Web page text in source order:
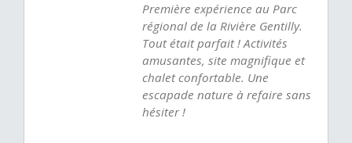
Première expérience au Parc
régional de la Rivière Gentilly.
Tout était parfait ! Activités
amusantes, site magnifique et
chalet confortable. Une
escapade nature à refaire sans
hésiter !